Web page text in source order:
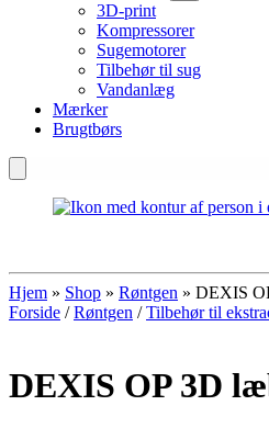
3D-print
Kompressorer
Sugemotorer
Tilbehør til sug
Vandanlæg
Mærker
Brugtbørs
Hjem » Shop » Røntgen » DEXIS
Forside /Røntgen /Tilbehør til
DEXIS OP 3D